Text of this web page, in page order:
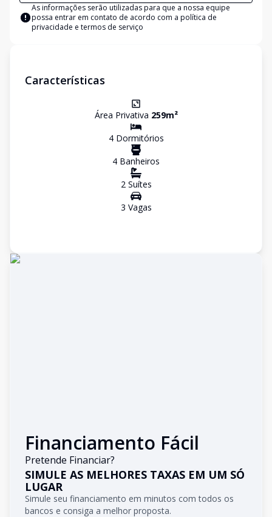
As informações serão utilizadas para que a nossa equipe
possa entrar em contato de acordo com a política de
privacidade e termos de serviço
Características
Área Privativa 259m²
4Dormitórios
4 Banheiros
2Suítes
3 Vagas
Financiamento Fácil
Pretende Financiar?
SIMULE AS MELHORES TAXAS EM UM SÓ
LUGAR
Simule seu financiamento em minutos com todos os
bancos e consiga a melhor proposta.